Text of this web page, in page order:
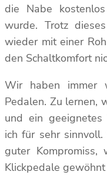
die Nabe
wurde. Trotz
wieder mit einer
den Schaltkomfort
Wir haben immer
Pedalen. Zu lernen,
und ein geeignetes
ich für sehr
guter Kompromiss,
Klickpedale gewöhnt